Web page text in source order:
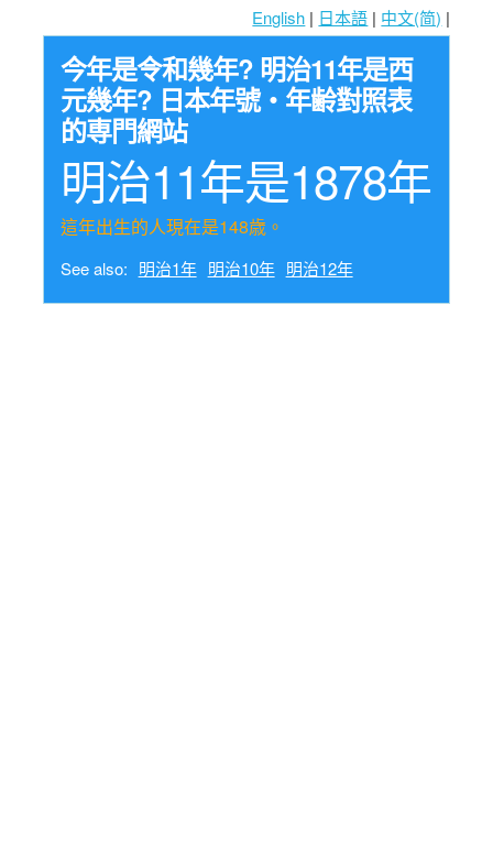
English | 日本語 | 中文(简) |
今年是令和幾年? 明治11年是西
元幾年? 日本年號・年齢對照表
的専門網站
明治11年是1878年
這年出生的人現在是148歳。
See also: 明治1年 明治10年 明治12年